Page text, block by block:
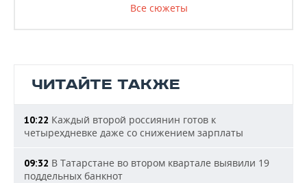
Все сюжеты
ЧИТАЙТЕ ТАКЖЕ
10:22 Каждый второй россиянин готов к
четырехдневке даже со снижением зарплаты
09:32 В Татарстане во втором квартале выявили 19
поддельных банкнот